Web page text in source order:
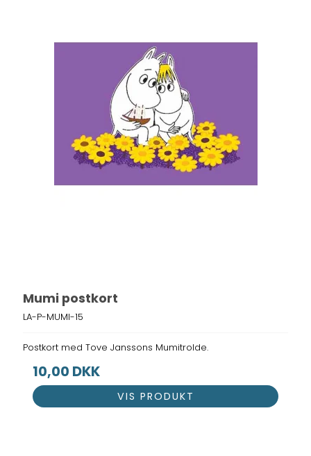
Mumi postkort
LA-P-MUMI-15
Postkort med Tove Janssons Mumitrolde.
10,00 DKK
VIS PRODUKT